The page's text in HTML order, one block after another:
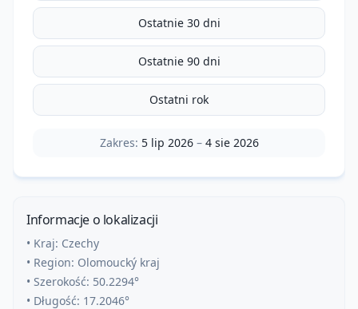
Ostatnie 30 dni
Ostatnie 90 dni
Ostatni rok
Zakres: 5 lip 2026– 4 sie 2026
Informacje o lokalizacji
• Kraj: Czechy
• Region: Olomoucký kraj
• Szerokość: 50.2294°
• Długość: 17.2046°